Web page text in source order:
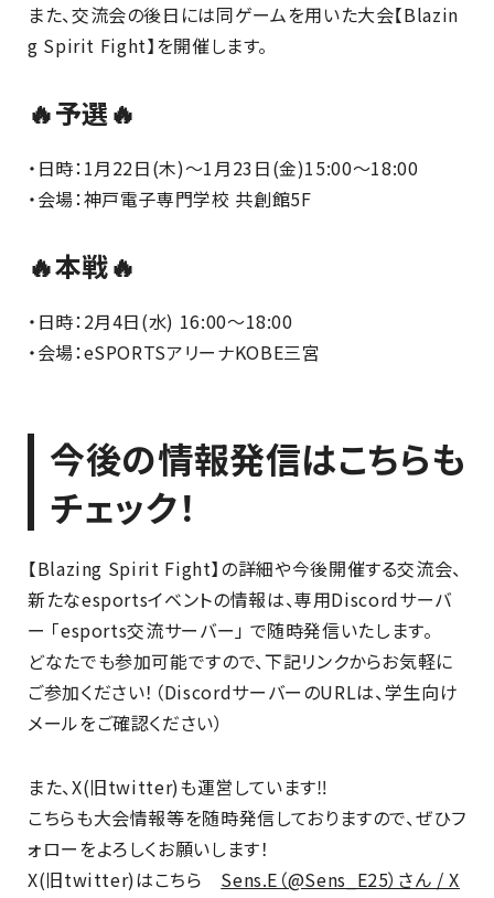
また、交流会の後日には同ゲームを用いた大会【Blazin
g Spirit Fight】を開催します。
🔥予選🔥
・日時：1月22日(木)～1月23日(金)15:00～18:00
・会場：神戸電子専門学校 共創館5F
🔥本戦🔥
・日時：2月4日(水) 16:00～18:00
・会場：eSPORTSアリーナKOBE三宮
今後の情報発信はこちらも
チェック！
【Blazing Spirit Fight】の詳細や今後開催する交流会、
新たなesportsイベントの情報は、専用Discordサーバ
ー 「esports交流サーバー」 で随時発信いたします。
どなたでも参加可能ですので、下記リンクからお気軽に
ご参加ください！（DiscordサーバーのURLは、学生向け
メールをご確認ください）
また、X(旧twitter)も運営しています‼
こちらも大会情報等を随時発信しておりますので、ぜひフ
ォローをよろしくお願いします！
X(旧twitter)はこちら Sens.E（@Sens_E25）さん / X